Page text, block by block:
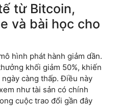
từ Bitcoin,
và bài học cho
hình phát hành giảm dần.
khối giảm 50%, khiến
càng thấp. Điều này
như tài sản có chính
cuộc trao đổi gần đây